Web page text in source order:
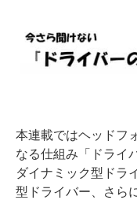
本連載ではヘッドフ
なる仕組み「ドライ
ダイナミック型ドラ
型ドライバー、さら